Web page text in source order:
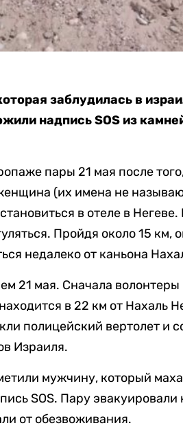
заблудилась в
надпись SOS из
пары 21 мая после
(их имена не
в отеле в Негеве.
Пройдя около 15 км,
недалеко от каньона
21 мая. Сначала
в 22 км от Нахаль
полицейский вертолет и
Израиля.
мужчину, который
SOS. Пару эвакуировали
от обезвоживания.